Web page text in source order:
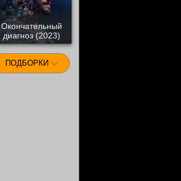
Окончательный
диагноз (2023)
ПОДБОРКИ